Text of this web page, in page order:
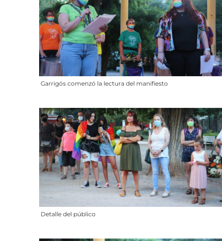
Garrigós comenzó la lectura del manifiesto
Detalle del público